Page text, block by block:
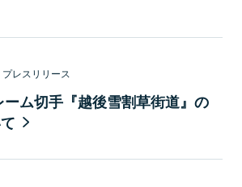
プレスリリース
ム切手『越後雪割草街道』の